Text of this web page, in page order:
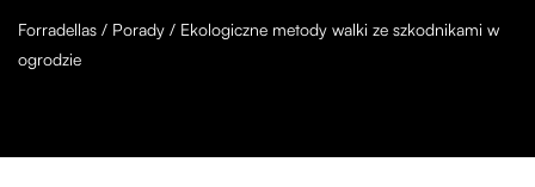
Forradellas / Porady / Ekologiczne metody walki ze szkodnikami w
ogrodzie